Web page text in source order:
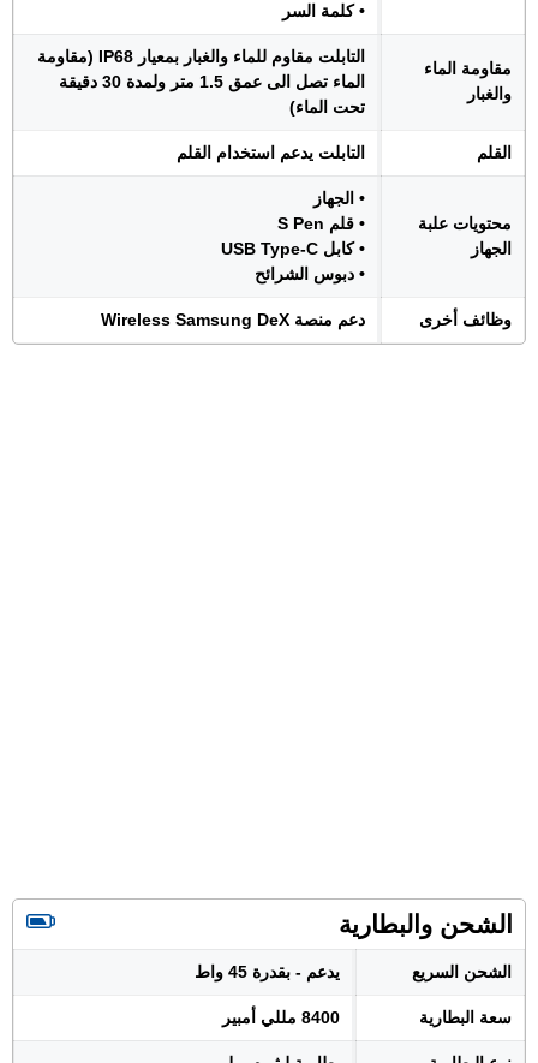
• كلمة السر
مقاومة الماء
والغبار
التابلت مقاوم للماء والغبار بمعيار IP68 (مقاومة
الماء تصل الى عمق 1.5 متر ولمدة 30 دقيقة
تحت الماء)
القلم التابلت يدعم استخدام القلم
محتويات علبة
الجهاز
• الجهاز
• قلم S Pen
• كابل USB Type-C
• دبوس الشرائح
وظائف أخرى دعم منصة Wireless Samsung DeX
الشحن والبطارية
الشحن السريع يدعم - بقدرة 45 واط
سعة البطارية 8400 مللي أمبير